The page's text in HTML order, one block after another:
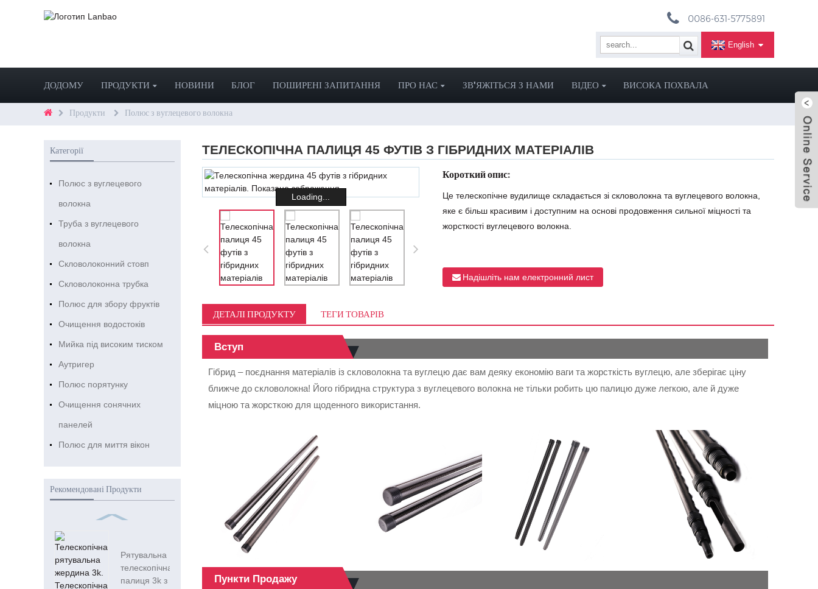
0086-631-5775891
English
ДОДОМУ ПРОДУКТИ НОВИНИ БЛОГ ПОШИРЕНІ ЗАПИТАННЯ ПРО НАС ЗВ'ЯЖІТЬСЯ З НАМИ ВІДЕО ВИСОКА ПОХВАЛА
Продукти Полюс з вуглецевого волокна
Категорії
Полюс з вуглецевого
волокна
Труба з вуглецевого
волокна
Скловолоконний стовп
Скловолоконна трубка
Полюс для збору фруктів
Очищення водостоків
Мийка під високим тиском
Аутригер
Полюс порятунку
Очищення сонячних
панелей
Полюс для миття вікон
Рекомендовані Продукти
Рятувальна
телескопічна
палиця 3k з
ТЕЛЕСКОПІЧНА ПАЛИЦЯ 45 ФУТІВ З ГІБРИДНИХ МАТЕРІАЛІВ
Loading...
Короткий опис:
Це телескопічне вудилище складається зі скловолокна та вуглецевого волокна,
яке є більш красивим і доступним на основі продовження сильної міцності та
жорсткості вуглецевого волокна.
Надішліть нам електронний лист
ДЕТАЛІ ПРОДУКТУ ТЕГИ ТОВАРІВ
Вступ
Гібрид – поєднання матеріалів із скловолокна та вуглецю дає вам деяку економію ваги та жорсткість вуглецю, але зберігає ціну
ближче до скловолокна! Його гібридна структура з вуглецевого волокна не тільки робить цю палицю дуже легкою, але й дуже
міцною та жорсткою для щоденного використання.
Пункти Продажу